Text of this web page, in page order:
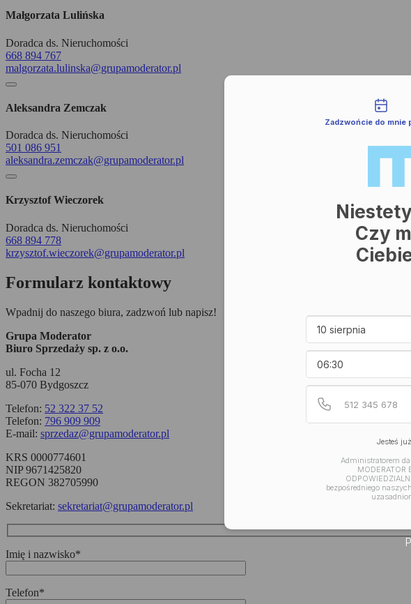
Małgorzata Lulińska
Doradca ds. Nieruchomości
668 894 767
malgorzata.lulinska@grupamoderator.pl
Aleksandra Zemczak
Doradca ds. Nieruchomości
501 086 951
aleksandra.zemczak@grupamoderator.pl
Krzysztof Wieczorek
Doradca ds. Nieruchomości
668 894 778
krzysztof.wieczorek@grupamoderator.pl
Formularz kontaktowy
Wpadnij do naszego biura, zadzwoń lub napisz!
Grupa Moderator
Biuro Sprzedaży sp. z o.o.
ul. Focha 12
85-070 Bydgoszcz
Telefon: 52 322 37 52
Telefon: 796 909 909
E-mail: sprzedaz@grupamoderator.pl
KRS 0000774601
NIP 9671425820
REGON 382705990
Sekretariat: sekretariat@grupamoderator.pl
Imię i nazwisko*
Telefon*
Możliwości kontaktu
Zadzwońcie do mnie
Czy
Jesteś już
Administratorem
MODERATOR
bezpośredniego